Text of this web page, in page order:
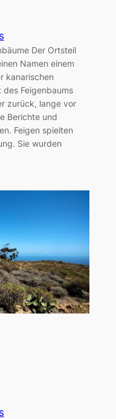
Der Ortsteil
Namen einem
kanarischen
Feigenbaums
zurück, lange vor
Berichte und
Feigen spielten
Sie wurden